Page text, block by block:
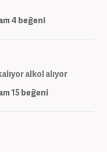
4 beğeni
alkol alıyor
15beğeni